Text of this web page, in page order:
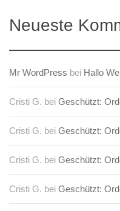
Neueste
Mr WordPress bei Hallo
Cristi G. bei Geschützt:
Cristi G. bei Geschützt:
Cristi G. bei Geschützt:
Cristi G. bei Geschützt: